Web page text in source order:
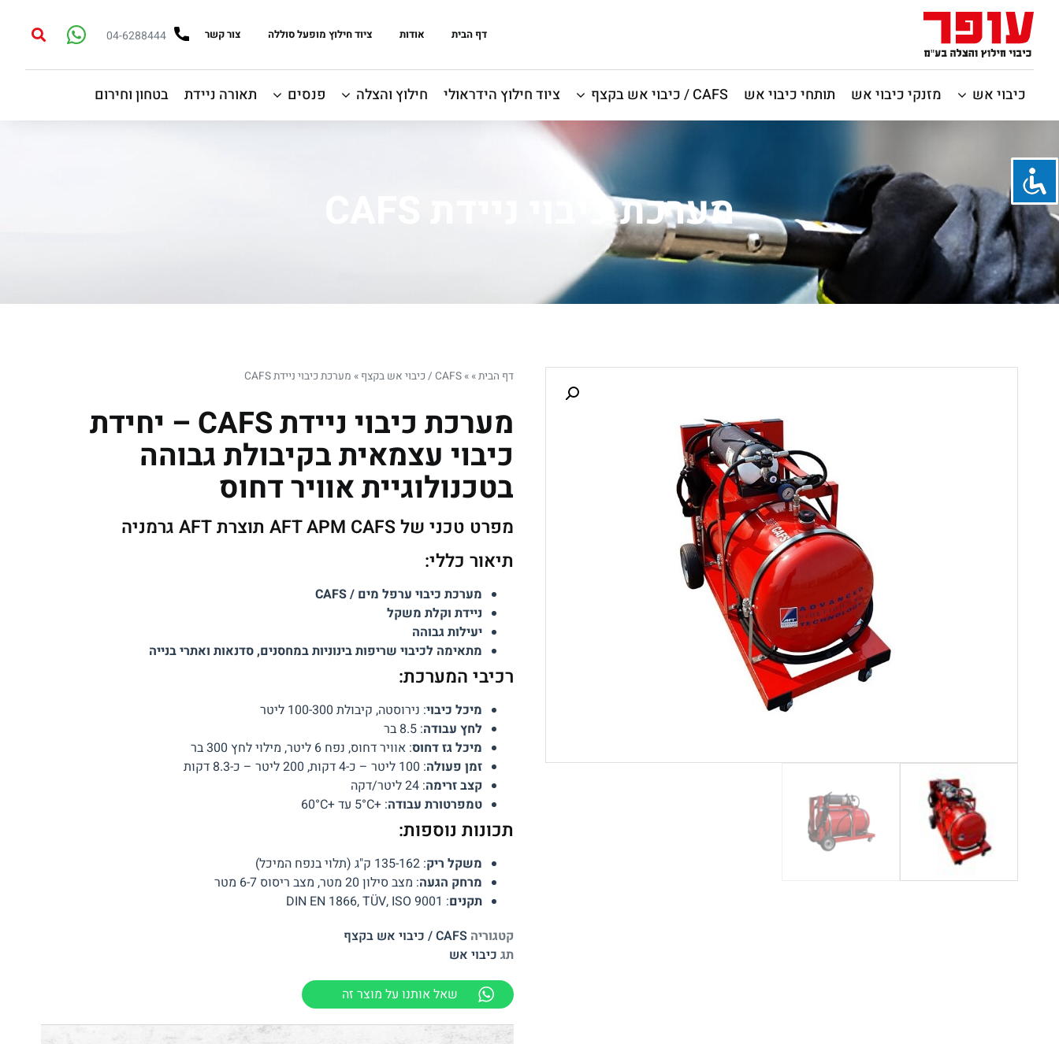
דף הבית אודות ציוד חילוץ מופעל סוללה צור קשר 04-6288444
כיבוי אש מזנקי כיבוי אש תותחי כיבוי אש CAFS / כיבוי אש בקצף ציוד חילוץ הידראולי חילוץ והצלה פנסים תאורה ניידת בטחון וחירום
מערכת כיבוי ניידת CAFS
דף הבית»
»CAFS / כיבוי אש בקצף » מערכת כיבוי ניידת CAFS
מערכת כיבוי ניידת CAFS – יחידת
כיבוי עצמאית בקיבולת גבוהה
בטכנולוגיית אוויר דחוס
מפרט טכני של AFT APM CAFS תוצרת AFT גרמניה
תיאור כללי:
מערכת כיבוי ערפל מים / CAFS
ניידת וקלת משקל
יעילות גבוהה
מתאימה לכיבוי שריפות בינוניות במחסנים, סדנאות ואתרי בנייה
רכיבי המערכת:
מיכל כיבוי: נירוסטה, קיבולת 100-300 ליטר
לחץ עבודה: 8.5 בר
מיכל גז דחוס: אוויר דחוס, נפח 6 ליטר, מילוי לחץ 300 בר
זמן פעולה: 100 ליטר – כ-4 דקות, 200 ליטר – כ-8.3 דקות
קצב זרימה: 24 ליטר/דקה
טמפרטורת עבודה: +5°C עד +60°C
תכונות נוספות:
משקל ריק: 135-162 ק"ג (תלוי בנפח המיכל)
מרחק הגעה: מצב סילון 20 מטר, מצב ריסוס 6-7 מטר
תקנים: DIN EN 1866, TÜV, ISO 9001
קטגוריה CAFS / כיבוי אש בקצף
תג כיבוי אש
שאל אותנו על מוצר זה